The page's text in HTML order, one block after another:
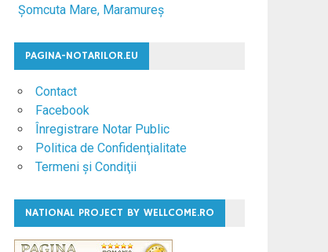
Şomcuta Mare, Maramureş
PAGINA-NOTARILOR.EU
Contact
Facebook
Înregistrare Notar Public
Politica de Confidenţialitate
Termeni şi Condiţii
NATIONAL PROJECT BY WELLCOME.RO